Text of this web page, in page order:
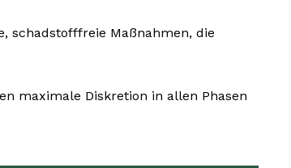
schadstofffreie Maßnahmen, die
maximale Diskretion in allen Phasen